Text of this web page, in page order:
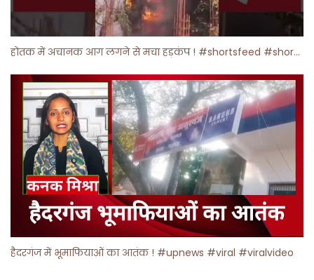
होतक में अचानक आग लगने से मचा हड़कंप ! #shortsfeed #shorts #viralshorts
हैदरगंज में भूमाफियाओं का आतंक ! #upnews #viral #viralvideo